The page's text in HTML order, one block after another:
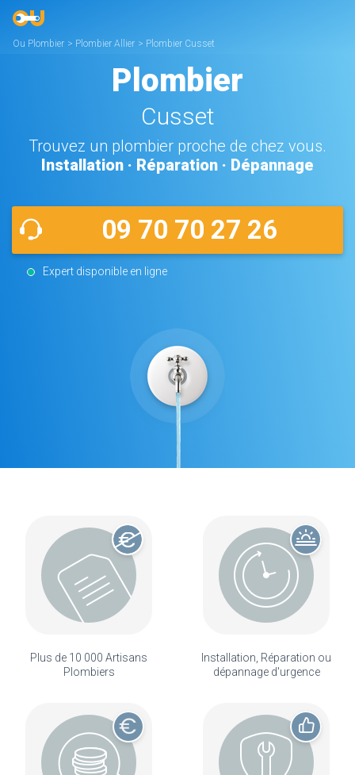
Ou Plombier > Plombier Allier > Plombier Cusset
Plombier
Cusset
Trouvez un plombier proche de chez vous.
Installation · Réparation · Dépannage
09 70 70 27 26
Expert disponible en ligne
Plus de 10 000 Artisans
Plombiers
Installation, Réparation ou
dépannage d'urgence